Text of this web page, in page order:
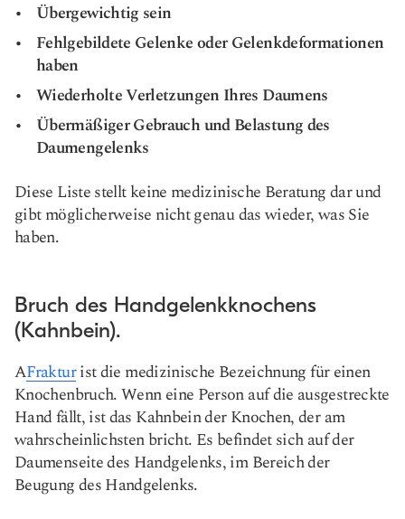
Übergewichtig sein
Fehlgebildete Gelenke oder Gelenkdeformationen
haben
Wiederholte Verletzungen Ihres Daumens
Übermäßiger Gebrauch und Belastung des
Daumengelenks
Diese Liste stellt keine medizinische Beratung dar und
gibt möglicherweise nicht genau das wieder, was Sie
haben.
Bruch des Handgelenkknochens
(Kahnbein).
AFrakturist die medizinische Bezeichnung für einen
Knochenbruch. Wenn eine Person auf die ausgestreckte
Hand fällt, ist das Kahnbein der Knochen, der am
wahrscheinlichsten bricht. Es befindet sich auf der
Daumenseite des Handgelenks, im Bereich der
Beugung des Handgelenks.